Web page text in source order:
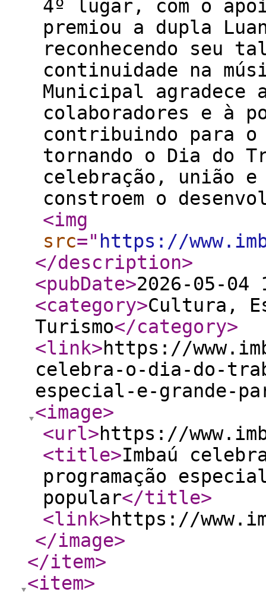
4º lugar, com o
premiou a dupla
reconhecendo seu
continuidade na
Municipal
colaboradores e à
contribuindo para o
tornando o Dia do
celebração, união e
constroem o
<img
src=" https://
</description>
<pubDate>2026-05-04
<category>Cultura,
Turismo</category>
<link>https://
celebra-o-dia-do-
especial-e-grande-
<image>
<url>https://
<title>Imbaú
programação
popular</title>
<link>https://
</image>
</item>
<item>